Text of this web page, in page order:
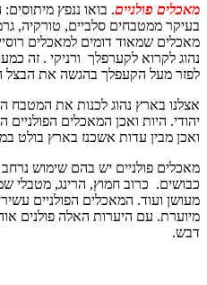
מאכלים פולניים. בואו ננפץ
בעיקר ממטבחים סלביים, טורקיה,
מאכלים שמאוד דומים למאכלים
נהוג לקרוא לקערפלך ורניקי . זה
לפזר מעל הקעפלך בהגשה את הבצל
אצלנו בארץ נהוג לכנות את המטבח
יהודי. היות ואכן המאכלים
ואכן מבין עדות אשכנז בארץ בולט
מאכלים פולניים יש בהם שימוש
כבושים. כרוב חמוץ, הרינג, מטבלי
מעושן ועוד. המאכלים הפולניים
מיוערת. עם היערות האלה פולנים
דבש.